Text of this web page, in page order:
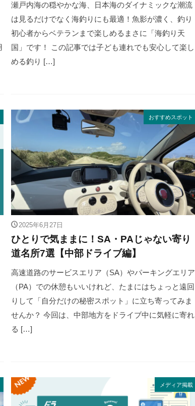
瀬戸内海の穏やかな海、日本海のダイナミックな潮流
は見るだけでなく海釣りにも最適！魚影が濃く、釣り
初心者からベテランまで楽しめるまさに「海釣り天
国」です！ この記事では子ども連れでも安心して楽し
める釣り […]
おすすめスポット
2025年6月27日
ひとりで気ままに！SA・PAじゃない寄り
道名所7選【中部ドライブ編】
高速道路のサービスエリア（SA）やパーキングエリア
（PA）での休憩もいいけれど、たまにはちょっと遠回
りして「自分だけの秘密スポット」に立ち寄ってみま
せんか？ 今回は、中部地方をドライブ中に気軽に寄れ
る […]
メディア掲載